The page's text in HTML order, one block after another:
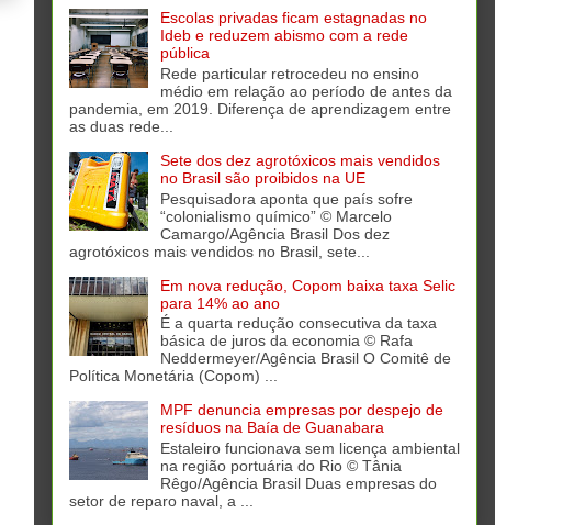
Escolas privadas ficam estagnadas no
Ideb e reduzem abismo com a rede
pública
Rede particular retrocedeu no ensino
médio em relação ao período de antes da
pandemia, em 2019. Diferença de aprendizagem entre
as duas rede...
Sete dos dez agrotóxicos mais vendidos
no Brasil são proibidos na UE
Pesquisadora aponta que país sofre
“colonialismo químico” © Marcelo
Camargo/Agência Brasil Dos dez
agrotóxicos mais vendidos no Brasil, sete...
Em nova redução, Copom baixa taxa Selic
para 14% ao ano
É a quarta redução consecutiva da taxa
básica de juros da economia © Rafa
Neddermeyer/Agência Brasil O Comitê de
Política Monetária (Copom) ...
MPF denuncia empresas por despejo de
resíduos na Baía de Guanabara
Estaleiro funcionava sem licença ambiental
na região portuária do Rio © Tânia
Rêgo/Agência Brasil Duas empresas do
setor de reparo naval, a ...